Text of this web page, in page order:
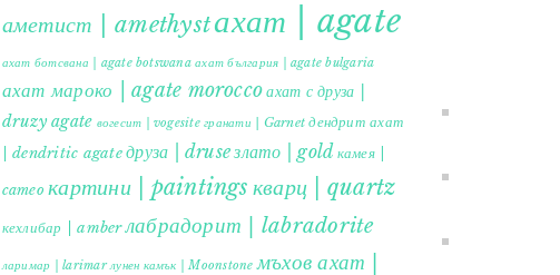
аметист | amethystахат | agate
ахат ботсвана | agate botswana ахат българия | agate bulgaria
ахат мароко | agate moroccoахат с друза |
druzy agate вогесит | vogesite гранати | Garnet дендрит ахат
| dendritic agateдруза | druseзлато | gold камея |
cameo картини | paintings кварц | quartz
кехлибар | amberлабрадорит | labradorite
ларимар | larimar лунен камък | Moonstone мъхов ахат |